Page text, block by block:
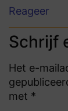
Reageer
Schrijf
Het e-
met *